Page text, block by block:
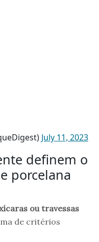
July 11, 2023
definem o
porcelana
ou travessas
de critérios